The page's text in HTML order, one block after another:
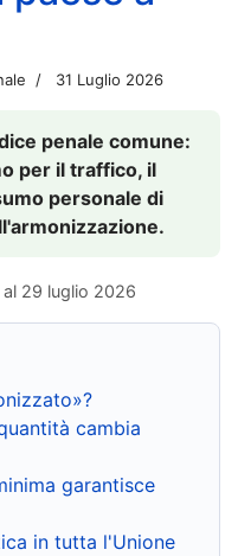
31 Luglio 2026
penale comune:
per il traffico, il
personale di
29 luglio 2026
cambia
garantisce
in tutta l'Unione